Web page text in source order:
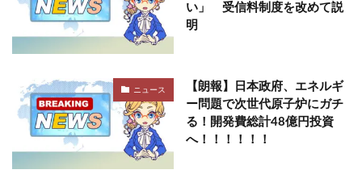
い」 受信料制度を改めて説
明
ニュース
【朗報】日本政府、エネルギ
ー問題で次世代原子炉にガチ
る！開発費総計48億円投資
へ！！！！！！